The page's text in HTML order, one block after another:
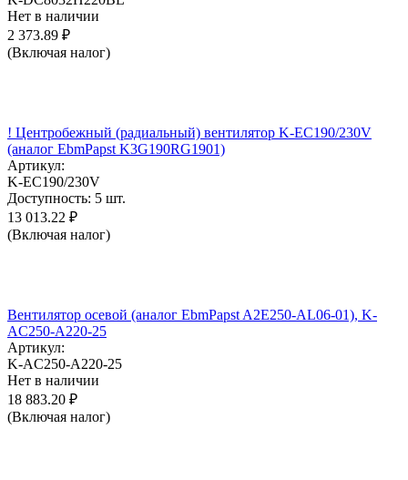
Нет в наличии
2 373.89 ₽
(Включая налог)
! Центробежный (радиальный) вентилятор K-EC190/230V
(аналог EbmPapst K3G190RG1901)
Артикул:
K-EC190/230V
Доступность: 5 шт.
13 013.22 ₽
(Включая налог)
Вентилятор осевой (аналог EbmPapst A2E250-AL06-01), K-
AC250-A220-25
Артикул:
K-AC250-A220-25
Нет в наличии
18 883.20 ₽
(Включая налог)